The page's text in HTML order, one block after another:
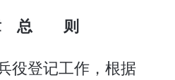
总 则
役登记工作，根据